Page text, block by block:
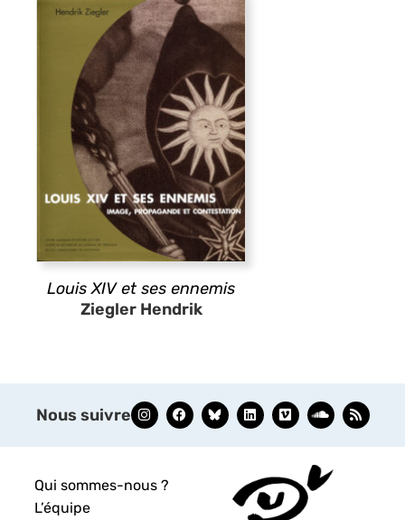
Louis XIV et ses ennemis
Ziegler Hendrik
Nous suivre
Qui sommes-nous ?
L’équipe